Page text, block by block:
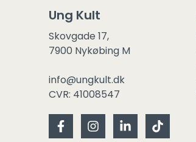
Ung Kult
Skovgade 17,
7900 Nykøbing M
info@ungkult.dk
CVR: 41008547